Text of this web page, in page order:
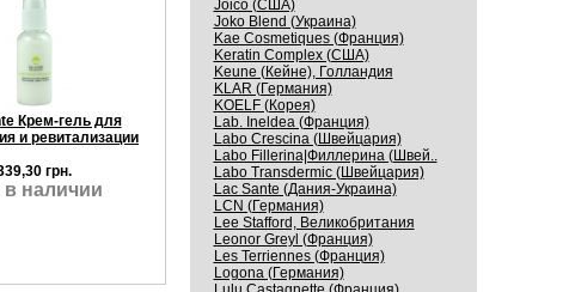
Крем-гель для
и ревитализации
грн.
в наличии
Joico (США)
Joko Blend (Украина)
Kaе Cosmеtiques (Франция)
Keratin Complex (США)
Keune (Кейне), Голландия
KLAR (Германия)
KOELF (Корея)
Lab. Ineldea (Франция)
Labo Crescina (Швейцария)
Labo Fillerina|Филлерина (Швей..
Labo Transdermic (Швейцария)
Lac Sante (Дания-Украина)
LCN (Германия)
Lee Stafford, Великобритания
Leonor Greyl (Франция)
Les Terriennes (Франция)
Logona (Германия)